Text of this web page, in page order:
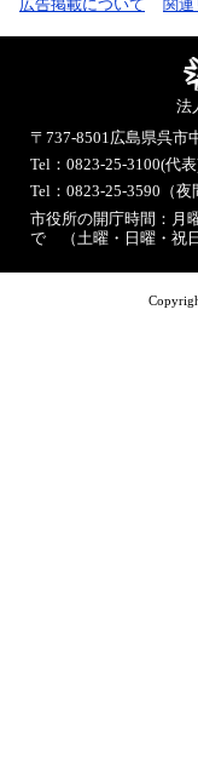
広告掲載について
関連
法
〒737-8501 広島県呉市
Tel：0823-25-3100(代
Tel：0823-25-3590（夜
市役所の開庁時間：月
で （土曜・日曜・祝